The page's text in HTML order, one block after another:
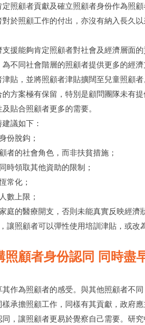
照顧者貢獻及確立照顧者身份作為照
於照顧工作的付出，亦沒有納入長久
援能夠肯定照顧者對社會及經濟層面
不同社會階層的照顧者提供更多的經
貼，並將照顧者津貼擴闊至兒童照顧
方案極有保留，特別是顧問團隊未有
貼合照顧者更多的需要。
議如下：
份脫鈎；
者的社會角色，而非扶貧措施；
時領取其他資助的限制；
常化；
數上限；
庭的醫療開支，否則未能真實反映經濟
讓照顧者可以彈性使用培訓津貼，或改
照顧者身份認同 同時盡
作為照顧者的感受。與其他照顧者不
承擔照顧工作，同樣有其貢獻，政府
，讓照顧者更易於覺察自己需要。研